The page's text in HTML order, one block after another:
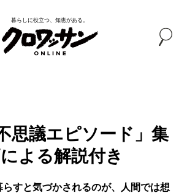
暮らしに役立つ、知恵がある。
思議エピソード」集
よる解説付き
すと気づかされるのが、人間では想